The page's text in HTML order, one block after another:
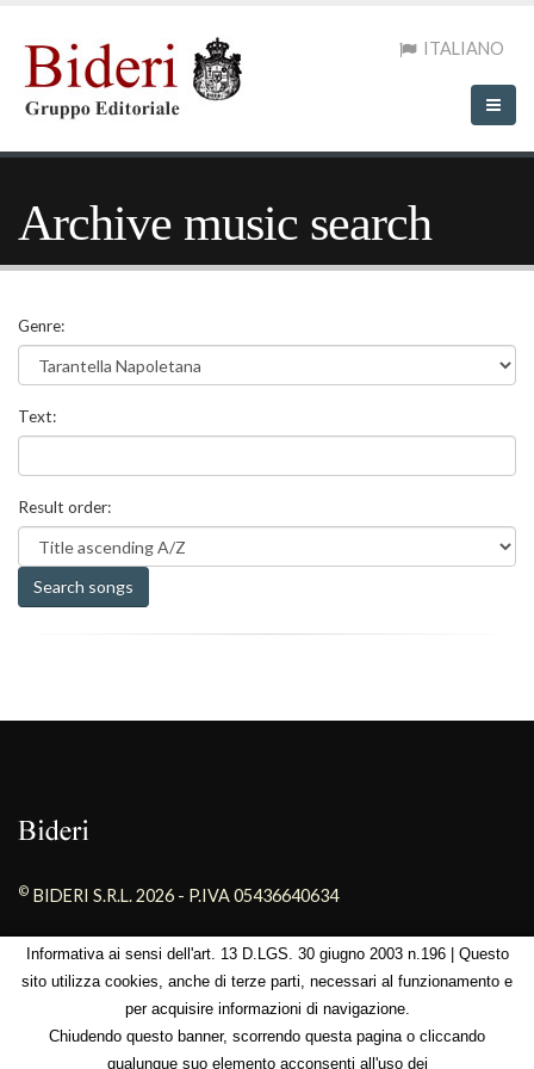
ITALIANO
Archive music search
Genre:
Text:
Result order:
© BIDERI S.R.L. 2026 - P.IVA 05436640634
powered byNovacomitalia New Media Agency - Roma
Privacy & Cookie Policy
Contact Us
Informativa ai sensi dell'art. 13 D.LGS. 30 giugno 2003 n.196 | Questo
sito utilizza cookies, anche di terze parti, necessari al funzionamento e
per acquisire informazioni di navigazione.
Chiudendo questo banner, scorrendo questa pagina o cliccando
qualunque suo elemento acconsenti all'uso dei